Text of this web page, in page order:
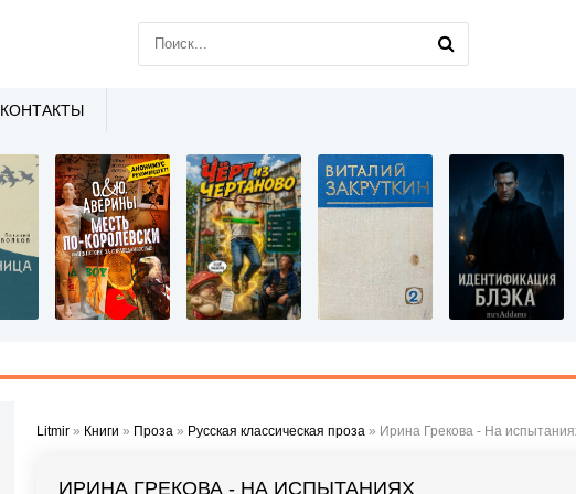
Litmir » Книги » Проза » Русская классическая проза » Ирина Грекова - На
ИРИНА ГРЕКОВА - НА ИСПЫТАНИЯХ
КОНТАКТЫ